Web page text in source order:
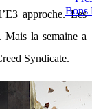
Bons
approche. Les
Mais la semaine a
Syndicate.